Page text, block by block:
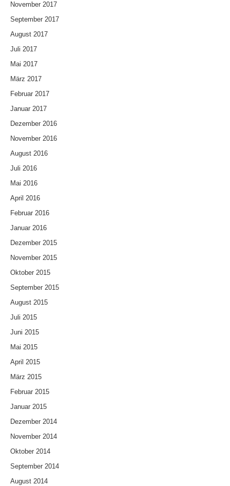
November 2017
September 2017
August 2017
Juli 2017
Mai 2017
März 2017
Februar 2017
Januar 2017
Dezember 2016
November 2016
August 2016
Juli 2016
Mai 2016
April 2016
Februar 2016
Januar 2016
Dezember 2015
November 2015
Oktober 2015
September 2015
August 2015
Juli 2015
Juni 2015
Mai 2015
April 2015
März 2015
Februar 2015
Januar 2015
Dezember 2014
November 2014
Oktober 2014
September 2014
August 2014